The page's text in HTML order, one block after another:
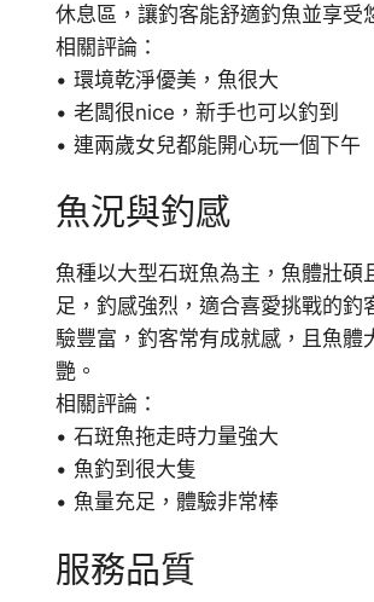
休息區，讓釣客能舒適釣魚並享受
相關評論：
• 環境乾淨優美，魚很大
• 老闆很nice，新手也可以釣到
• 連兩歲女兒都能開心玩一個下午
魚況與釣感
魚種以大型石斑魚為主，魚體壯碩
足，釣感強烈，適合喜愛挑戰的釣
驗豐富，釣客常有成就感，且魚體
艷。
相關評論：
• 石斑魚拖走時力量強大
• 魚釣到很大隻
• 魚量充足，體驗非常棒
服務品質